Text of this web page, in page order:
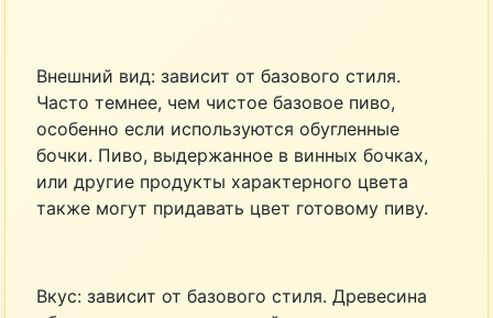
Внешний вид: зависит от базового стиля.
Часто темнее, чем чистое базовое пиво,
особенно если используются обугленные
бочки. Пиво, выдержанное в винных бочках,
или другие продукты характерного цвета
также могут придавать цвет готовому пиву.
Вкус: зависит от базового стиля. Древесина